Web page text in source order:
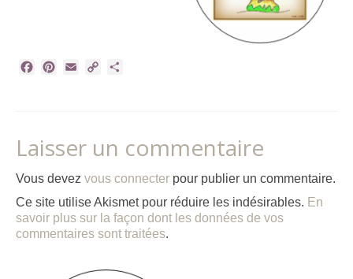
Facebook
PinterestEmailCopy
Laisser un commentaire
Vous devez vous connecter pour publier un commentaire.
Ce site utilise Akismet pour réduire les indésirables. En
savoir plus sur la façon dont les données de vos
commentaires sont traitées.